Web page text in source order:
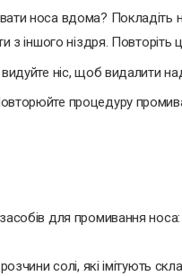
носа вдома? Покладіть
з іншого ніздря.
ніс, щоб видалити
процедуру
для промивання носа:
розчини солі, які імітують